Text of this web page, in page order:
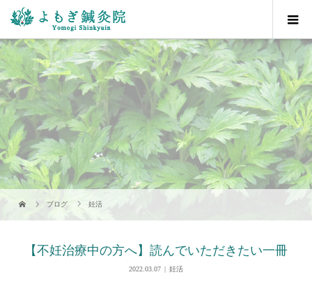
ブログ 妊活
【不妊治療中の方へ】読んでいただきたい一冊
2022.03.07 妊活